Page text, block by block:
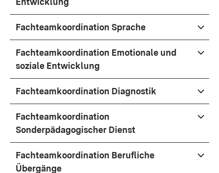
Fachteamkoordination Sprache
Fachteamkoordination Emotionale und
soziale Entwicklung
Fachteamkoordination Diagnostik
Fachteamkoordination
Sonderpädagogischer Dienst
Fachteamkoordination Berufliche
Übergänge